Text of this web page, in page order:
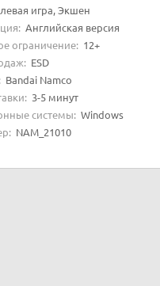
игра, Экшен
Английская версия
ограничение: 12+
ESD
Bandai Namco
3-5 минут
системы: Windows
NAM_21010